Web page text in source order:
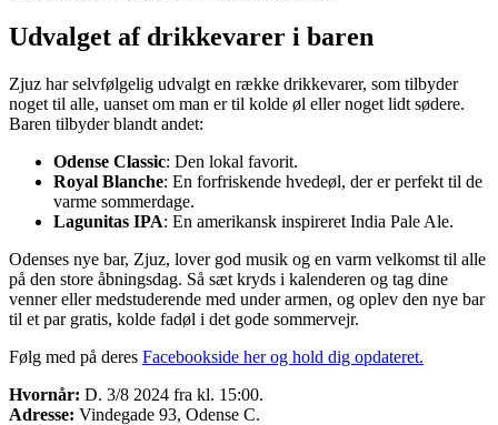
Udvalget af drikkevarer i baren
Zjuz har selvfølgelig udvalgt en række drikkevarer, som tilbyder
noget til alle, uanset om man er til kolde øl eller noget lidt sødere.
Baren tilbyder blandt andet:
Odense Classic: Den lokal favorit.
Royal Blanche: En forfriskende hvedeøl, der er perfekt til de
varme sommerdage.
Lagunitas IPA: En amerikansk inspireret India Pale Ale.
Odenses nye bar, Zjuz, lover god musik og en varm velkomst til alle
på den store åbningsdag. Så sæt kryds i kalenderen og tag dine
venner eller medstuderende med under armen, og oplev den nye bar
til et par gratis, kolde fadøl i det gode sommervejr.
Følg med på deres Facebookside her og hold dig opdateret.
Hvornår: D. 3/8 2024 fra kl. 15:00.
Adresse: Vindegade 93, Odense C.